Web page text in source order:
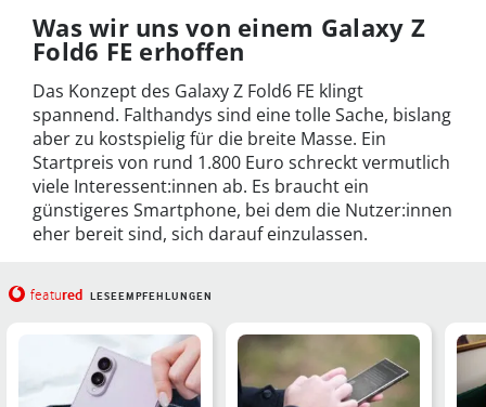
Was wir uns von einem Galaxy Z
Fold6 FE erhoffen
Das Konzept des Galaxy Z Fold6 FE klingt
spannend. Falthandys sind eine tolle Sache, bislang
aber zu kostspielig für die breite Masse. Ein
Startpreis von rund 1.800 Euro schreckt vermutlich
viele Interessent:innen ab. Es braucht ein
günstigeres Smartphone, bei dem die Nutzer:innen
eher bereit sind, sich darauf einzulassen.
featured LESEEMPFEHLUNGEN